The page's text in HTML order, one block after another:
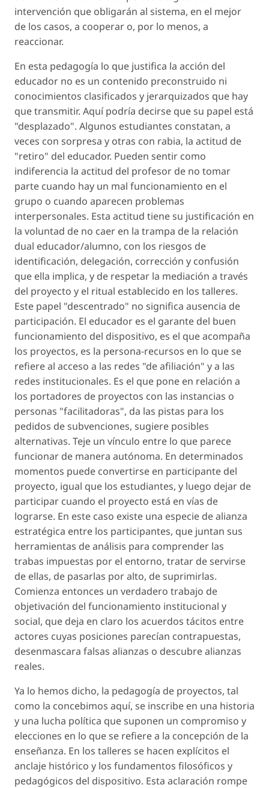
intervención que obligarán al sistema, en el mejor
de los casos, a cooperar o, por lo menos, a
reaccionar.
En esta pedagogía lo que justifica la acción del
educador no es un contenido preconstruido ni
conocimientos clasificados y jerarquizados que hay
que transmitir. Aquí podría decirse que su papel está
"desplazado". Algunos estudiantes constatan, a
veces con sorpresa y otras con rabia, la actitud de
"retiro" del educador. Pueden sentir como
indiferencia la actitud del profesor de no tomar
parte cuando hay un mal funcionamiento en el
grupo o cuando aparecen problemas
interpersonales. Esta actitud tiene su justificación en
la voluntad de no caer en la trampa de la relación
dual educador/alumno, con los riesgos de
identificación, delegación, corrección y confusión
que ella implica, y de respetar la mediación a través
del proyecto y el ritual establecido en los talleres.
Este papel "descentrado" no significa ausencia de
participación. El educador es el garante del buen
funcionamiento del dispositivo, es el que acompaña
los proyectos, es la persona-recursos en lo que se
refiere al acceso a las redes "de afiliación" y a las
redes institucionales. Es el que pone en relación a
los portadores de proyectos con las instancias o
personas "facilitadoras", da las pistas para los
pedidos de subvenciones, sugiere posibles
alternativas. Teje un vínculo entre lo que parece
funcionar de manera autónoma. En determinados
momentos puede convertirse en participante del
proyecto, igual que los estudiantes, y luego dejar de
participar cuando el proyecto está en vías de
lograrse. En este caso existe una especie de alianza
estratégica entre los participantes, que juntan sus
herramientas de análisis para comprender las
trabas impuestas por el entorno, tratar de servirse
de ellas, de pasarlas por alto, de suprimirlas.
Comienza entonces un verdadero trabajo de
objetivación del funcionamiento institucional y
social, que deja en claro los acuerdos tácitos entre
actores cuyas posiciones parecían contrapuestas,
desenmascara falsas alianzas o descubre alianzas
reales.
Ya lo hemos dicho, la pedagogía de proyectos, tal
como la concebimos aquí, se inscribe en una historia
y una lucha política que suponen un compromiso y
elecciones en lo que se refiere a la concepción de la
enseñanza. En los talleres se hacen explícitos el
anclaje histórico y los fundamentos filosóficos y
pedagógicos del dispositivo. Esta aclaración rompe